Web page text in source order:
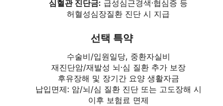
심혈관 진단금: 급성심근경색·협심증 등
허혈성심장질환 진단 시 지급
선택 특약
수술비/입원일당, 중환자실비
재진단암/재발성 뇌·심 질환 추가 보장
후유장해 및 장기간 요양 생활자금
납입면제: 암/뇌/심 질환 진단 또는 고도장해 시
이후 보험료 면제